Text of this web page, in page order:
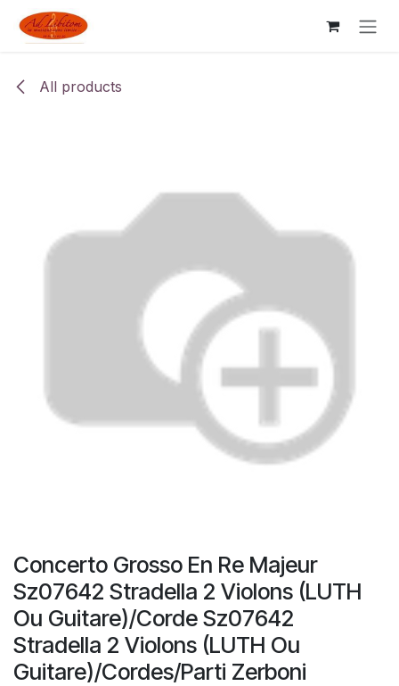
Skip to Content
All products
Concerto Grosso En Re Majeur
Sz07642 Stradella 2 Violons (LUTH
Ou Guitare)/Corde Sz07642
Stradella 2 Violons (LUTH Ou
Guitare)/Cordes/Parti Zerboni